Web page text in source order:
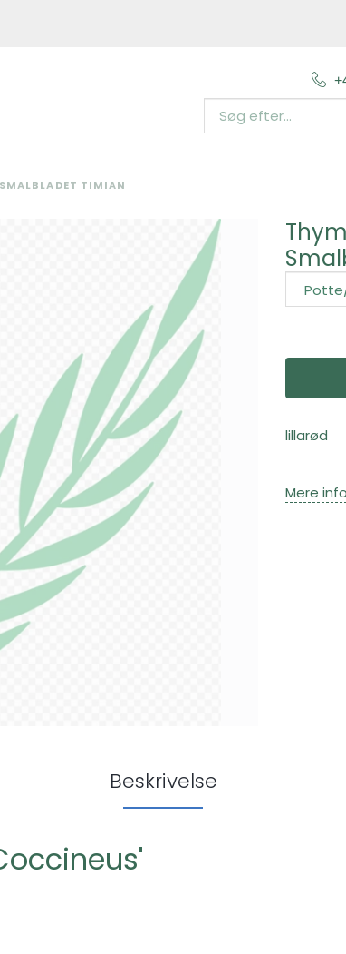
TIMIAN
lillarød
Mere
Beskrivelse